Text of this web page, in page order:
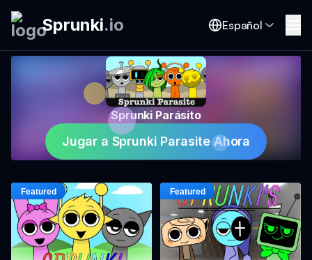
Sprunki.io Español
Sprunki Parásito
Jugar a Sprunki Parasite Ahora